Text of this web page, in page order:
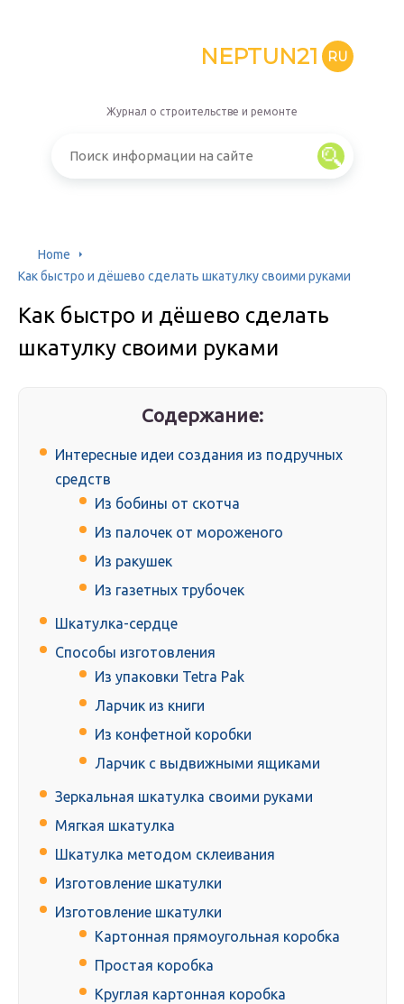
NEPTUN21 RU
Журнал о строительстве и ремонте
Home
Как быстро и дёшево сделать шкатулку своими руками
Как быстро и дёшево сделать
шкатулку своими руками
Содержание:
Интересные идеи создания из подручных
средств
Из бобины от скотча
Из палочек от мороженого
Из ракушек
Из газетных трубочек
Шкатулка-сердце
Способы изготовления
Из упаковки Tetra Pak
Ларчик из книги
Из конфетной коробки
Ларчик с выдвижными ящиками
Зеркальная шкатулка своими руками
Мягкая шкатулка
Шкатулка методом склеивания
Изготовление шкатулки
Изготовление шкатулки
Картонная прямоугольная коробка
Простая коробка
Круглая картонная коробка